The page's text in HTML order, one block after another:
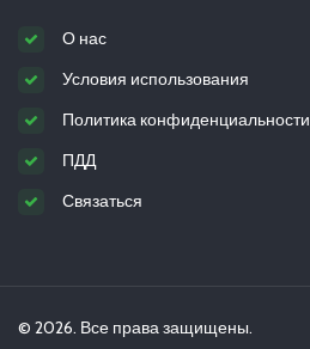
О нас
Условия использования
Политика конфиденциальности
ПДД
Связаться
© 2026. Все права защищены.